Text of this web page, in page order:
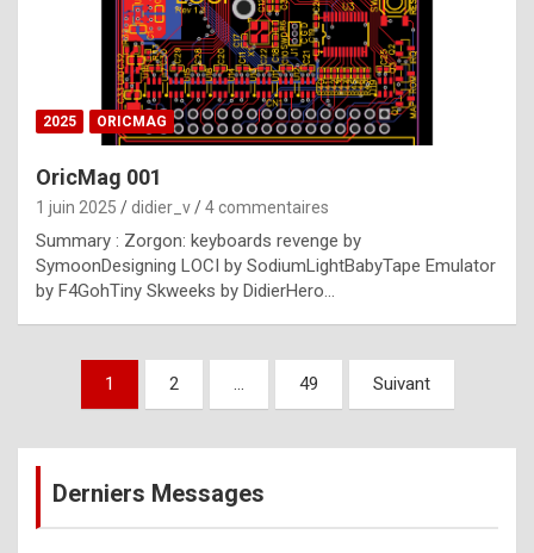
p
h
o
n
y
l
e
x
a
%
2025 ORICMAG
OricMag 001
1 juin 2025 didier_v 4 commentaires
Summary : Zorgon: keyboards revenge by
SymoonDesigning LOCI by SodiumLightBabyTape Emulator
by F4GohTiny Skweeks by DidierHero…
Pagination
publications
1 2 … 49 Suivant
Derniers Messages